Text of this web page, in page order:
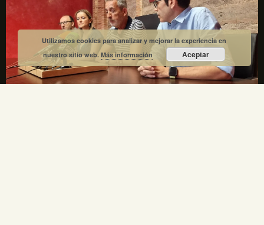
Utilizamos cookies para analizar y mejorar la experiencia en
nuestro sitio web.Más información Aceptar